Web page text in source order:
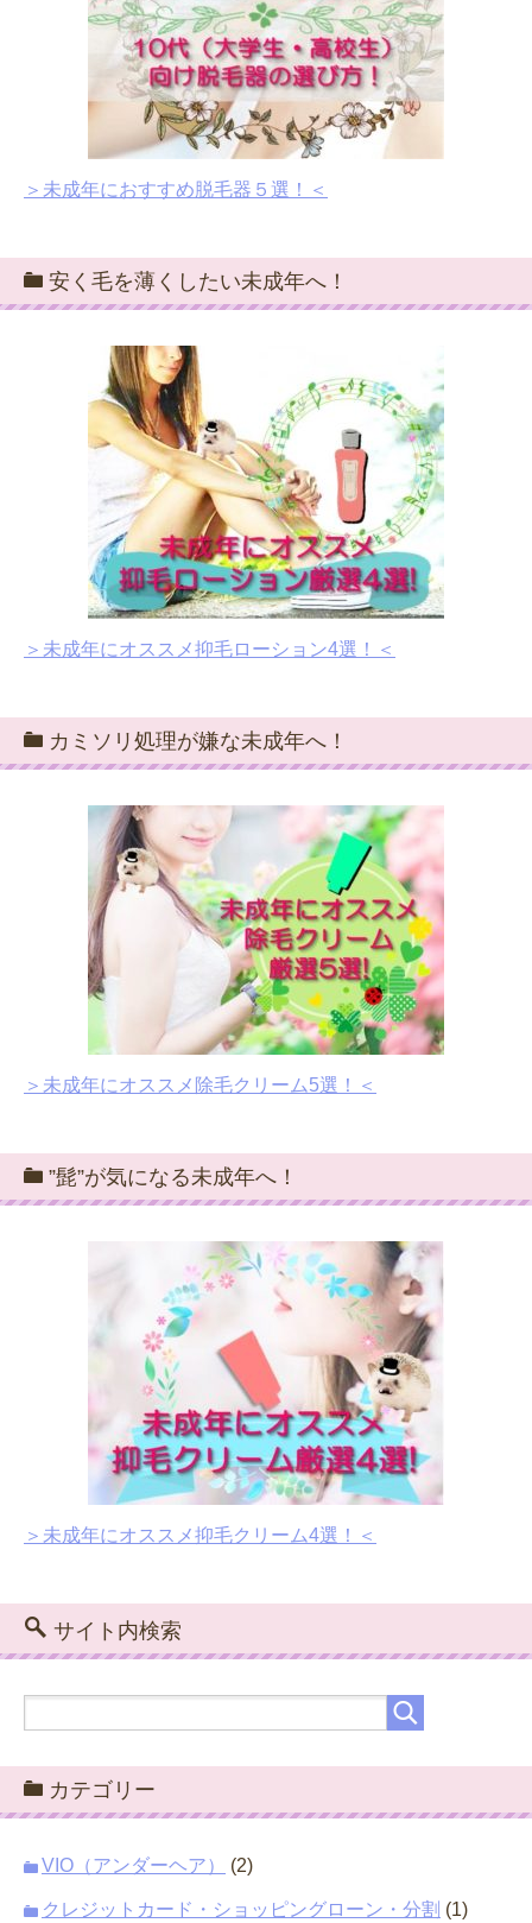
＞未成年におすすめ脱毛器５選！＜
安く毛を薄くしたい未成年へ！
＞未成年にオススメ抑毛ローション4選！＜
カミソリ処理が嫌な未成年へ！
＞未成年にオススメ除毛クリーム5選！＜
”髭”が気になる未成年へ！
＞未成年にオススメ抑毛クリーム4選！＜
サイト内検索
カテゴリー
VIO（アンダーヘア） (2)
クレジットカード・ショッピングローン・分割 (1)